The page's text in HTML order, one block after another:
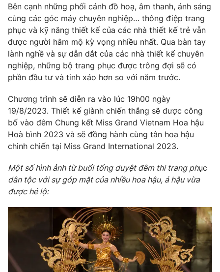
Bên cạnh những phối cảnh đồ hoạ, âm thanh, ánh sáng
cùng các góc máy chuyên nghiệp… thông điệp trang
phục và kỹ năng thiết kế của các nhà thiết kế trẻ vẫn
được người hâm mộ kỳ vọng nhiều nhất. Qua bàn tay
lành nghề và sự dẫn dắt của các nhà thiết kế chuyên
nghiệp, những bộ trang phục được trông đợi sẽ có
phần đầu tư và tinh xảo hơn so với năm trước.
Chương trình sẽ diễn ra vào lúc 19h00 ngày
19/8/2023. Thiết kế giành chiến thắng sẽ được công
bố vào đêm Chung kết Miss Grand Vietnam Hoa hậu
Hoà bình 2023 và sẽ đồng hành cùng tân hoa hậu
chinh chiến tại Miss Grand International 2023.
Một số hình ảnh từ buổi tổng duyệt đêm thi trang phục
dân tộc với sự góp mặt của nhiều hoa hậu, á hậu vừa
được hé lộ: